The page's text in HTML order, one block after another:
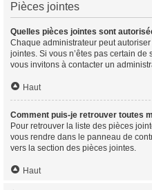
Pièces jointes
Quelles pièces jointes sont
Chaque administrateur peut
jointes. Si vous n’êtes pas certain
vous invitons à contacter un
Haut
Comment puis-je retrouver toutes
Pour retrouver la liste des pièces
vous rendre dans le panneau de
vers la section des pièces jointes.
Haut